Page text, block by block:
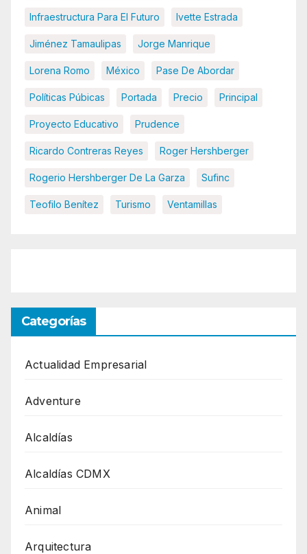
Infraestructura Para El Futuro Ivette Estrada
Jiménez Tamaulipas Jorge Manrique
Lorena Romo México Pase De Abordar
Políticas Púbicas Portada Precio Principal
Proyecto Educativo Prudence
Ricardo Contreras Reyes Roger Hershberger
Rogerio Hershberger De La Garza Sufinc
Teofilo Benítez Turismo Ventamillas
Categorías
Actualidad Empresarial
Adventure
Alcaldías
Alcaldías CDMX
Animal
Arquitectura